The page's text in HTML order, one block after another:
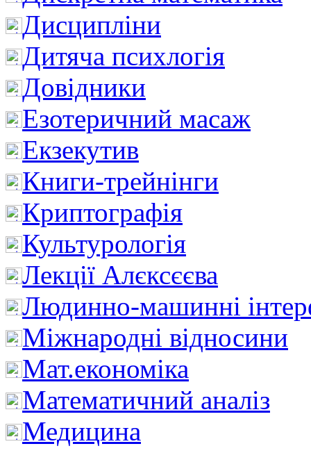
Дисципліни
Дитяча психлогія
Довідники
Езотеричний масаж
Екзекутив
Книги-трейнінги
Криптографія
Культурологія
Лекції Алєксєєва
Людинно-машинні
Міжнародні відносини
Мат.економіка
Математичний аналіз
Медицина